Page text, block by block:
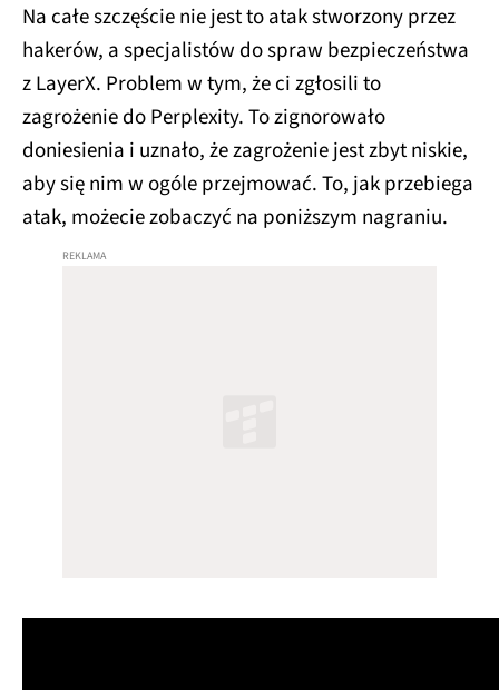
Na całe szczęście nie jest to atak stworzony przez
hakerów, a specjalistów do spraw bezpieczeństwa
z LayerX. Problem w tym, że ci zgłosili to
zagrożenie do Perplexity. To zignorowało
doniesienia i uznało, że zagrożenie jest zbyt niskie,
aby się nim w ogóle przejmować. To, jak przebiega
atak, możecie zobaczyć na poniższym nagraniu.